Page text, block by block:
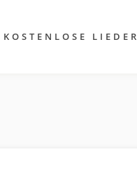
KOSTENLOSE LIEDER